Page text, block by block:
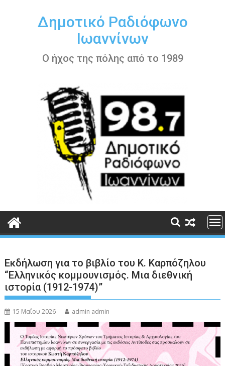
περιεχόμενοΔημοτικό Ραδιόφωνο
Ιωαννίνων
Ο ήχος της πόλης από το 1989
Εκδήλωση για το βιβλίο του Κ. Καρπόζηλου
“Ελληνικός κομμουνισμός. Μια διεθνική
ιστορία (1912-1974)”
15 Μαΐου 2026 admin admin